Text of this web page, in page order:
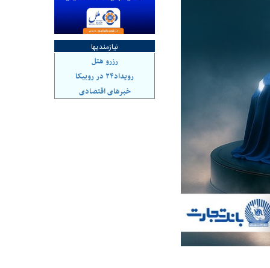
شکست سیگنال مثبت دیپلماسی به بورس
سریع‌تر، پنهان‌کارتر و
هواپیمای مرموز E-11A BACN چیست؟
نیازمندیها
رزرو هتل
رویداد۲۴ در روبیکا
خبرهای اقتصادی